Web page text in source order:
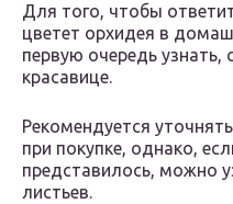
Для того, чтобы
цветет орхидея в
первую очередь узнать,
красавице.
Рекомендуется
при покупке, однако,
представилось, можно
листьев.